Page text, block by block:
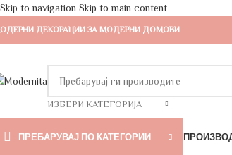
Skip to navigation Skip to main content
ДЕКОРАЦИИ ЗА МОДЕРНИ ДОМОВИ
ИЗБЕРИ КАТЕГОРИЈА
ПРЕБАРУВАЈ ПО КАТЕГОРИИ